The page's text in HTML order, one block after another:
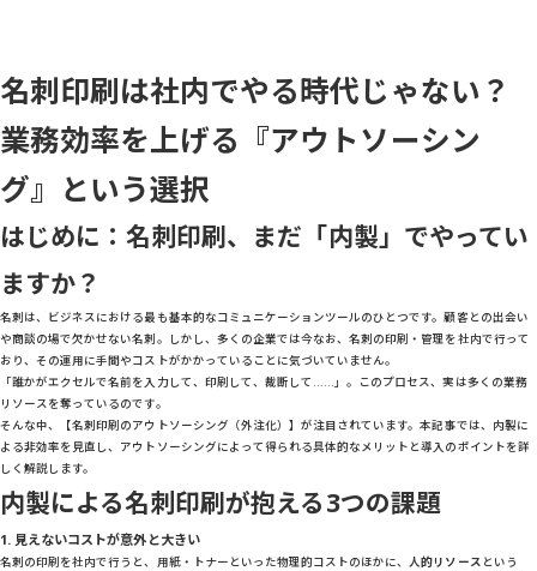
名刺印刷は社内でやる時代じゃない？
業務効率を上げる『アウトソーシン
グ』という選択
はじめに：名刺印刷、まだ「内製」でやってい
ますか？
名刺は、ビジネスにおける最も基本的なコミュニケーションツールのひとつです。顧客との出会い
や商談の場で欠かせない名刺。しかし、多くの企業では今なお、名刺の印刷・管理を社内で行って
おり、その運用に手間やコストがかかっていることに気づいていません。
「誰かがエクセルで名前を入力して、印刷して、裁断して……」。このプロセス、実は多くの業務
リソースを奪っているのです。
そんな中、【名刺印刷のアウトソーシング（外注化）】が注目されています。本記事では、内製に
よる非効率を見直し、アウトソーシングによって得られる具体的なメリットと導入のポイントを詳
しく解説します。
内製による名刺印刷が抱える3つの課題
1. 見えないコストが意外と大きい
名刺の印刷を社内で行うと、用紙・トナーといった物理的コストのほかに、人的リソース という